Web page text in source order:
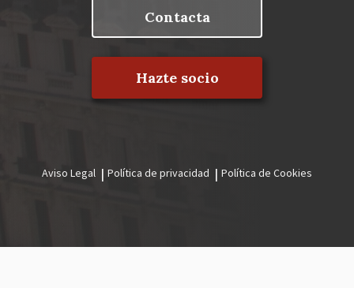
Contacta
Hazte socio
legal
Aviso Legal Política de privacidad Política de Cookies